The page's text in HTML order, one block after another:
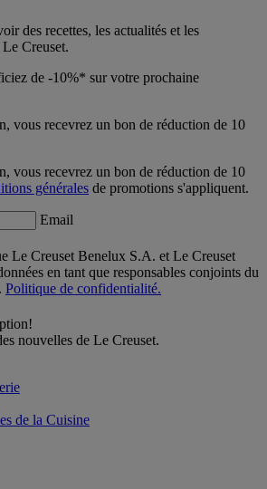
des recettes, les actualités et les
Creuset.
de -10%* sur votre prochaine
vous recevrez un bon de réduction de 10
vous recevrez un bon de réduction de 10
générales de promotions s'appliquent.
Email
Le Creuset Benelux S.A. et Le Creuset
en tant que responsables conjoints du
Politique de confidentialité.
nouvelles de Le Creuset.
de la Cuisine